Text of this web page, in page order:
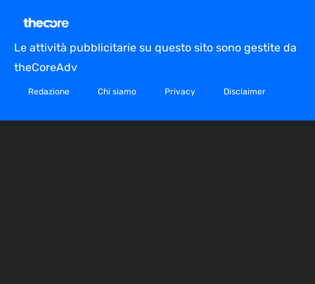
Le attività pubblicitarie su questo sito sono gestite da
theCoreAdv
Redazione Chi siamo Privacy Disclaimer